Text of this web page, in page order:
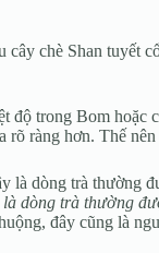
chè Shan
trong Bom
ràng hơn. Thế
dòng trà thường
đây cũng là